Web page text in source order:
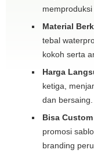
memproduksi
Material
tebal
kokoh serta
Harga
ketiga,
dan bersaing.
Bisa
promosi
branding